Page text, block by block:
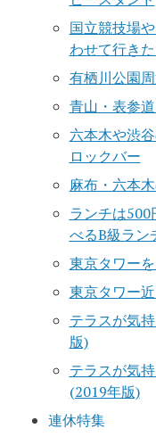
国立競技場
わせて行き
有栖川公園
青山・表参
六本木や渋
ロックバー
麻布・六本
ランチは500
べるB級ラン
東京タワー
東京タワー
テラスが気
版)
テラスが気
(2019年版)
連休特集